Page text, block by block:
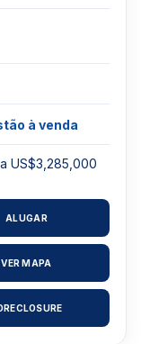
à venda
US$3,285,000
ALUGAR
VER MAPA